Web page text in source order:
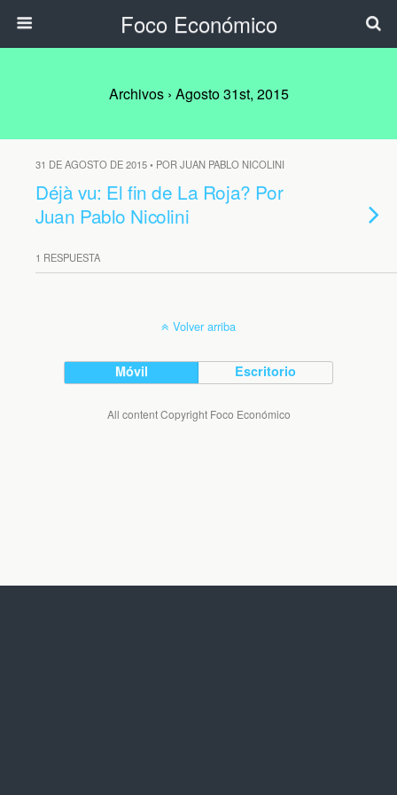
Foco Económico
Archivos › Agosto 31st, 2015
31 DE AGOSTO DE 2015 • POR JUAN PABLO NICOLINI
Déjà vu: El fin de La Roja? Por
Juan Pablo Nicolini
1 RESPUESTA
Volver arriba
Móvil Escritorio
All content Copyright Foco Económico